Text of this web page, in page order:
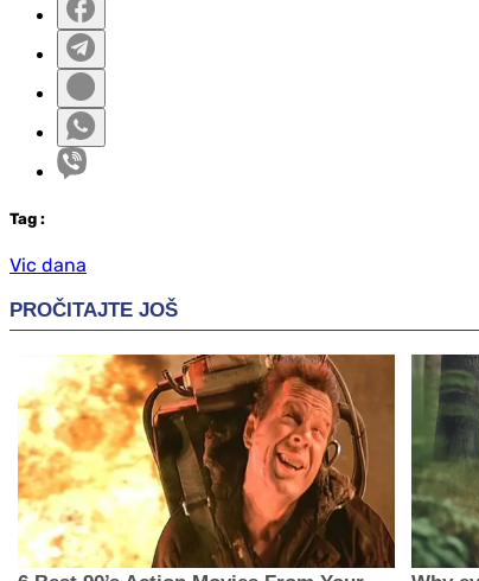
Tag :
Vic dana